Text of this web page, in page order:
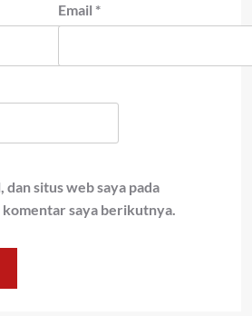
Email *
dan situs web saya pada
saya berikutnya.